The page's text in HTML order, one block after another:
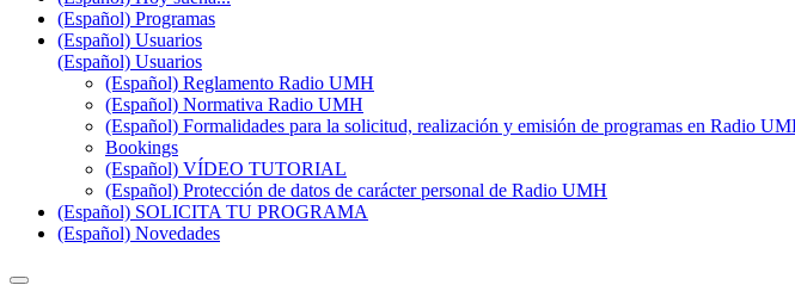
(Español) Programas
(Español) Usuarios
(Español) Usuarios
(Español) Reglamento Radio UMH
(Español) Normativa Radio UMH
(Español) Formalidades para la solicitud, realización y emisión de programas en Radio
Bookings
(Español) VÍDEO TUTORIAL
(Español) Protección de datos de carácter personal de Radio UMH
(Español) SOLICITA TU PROGRAMA
(Español) Novedades